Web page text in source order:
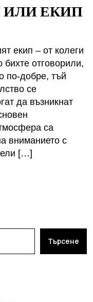
ИЛИ ЕКИП
екип – от колеги
отговорили,
по-добре, тъй
се
да възникнат
са
вниманието с
[…]
Търсене